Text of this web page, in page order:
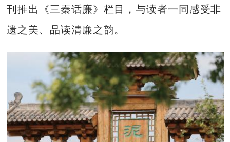
刊推出《三秦话廉》栏目，与读者一同感受非
遗之美、品读清廉之韵。